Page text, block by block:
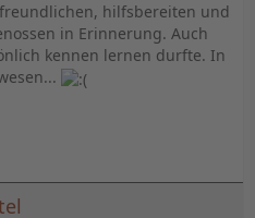
hilfsbereiten und
in Erinnerung. Auch
kennen lernen durfte. In